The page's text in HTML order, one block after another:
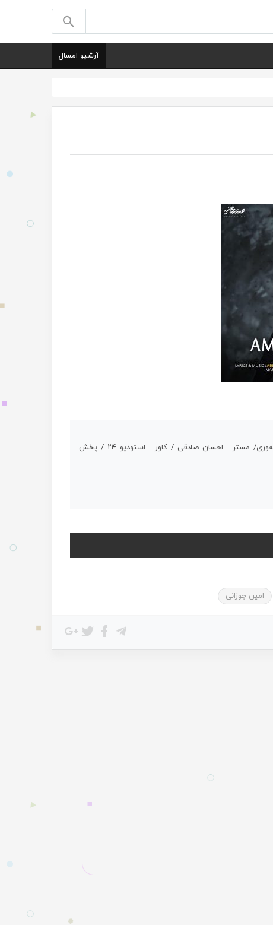
آرشیو امسال
ترانه و آهنگ : عباس سلیمی/ تنظیم و گیتار : آرشام غفوری/ مستر : احسان صادقی / کاور : استودیو ۲۴ / پخش
امین جوزانی